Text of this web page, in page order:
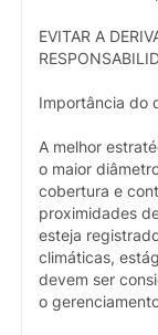
EVITAR A
Importância do
A melhor
o maior
cobertura e
proximidades
esteja
climáticas,
devem ser
o